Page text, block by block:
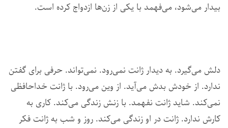
بیدار می‌شود، می‌فهمد با یکی از زن‌‌‌ها ازدواج کرده است.
دلش می‌گیرد. به دیدار ژانت نمی‌رود. نمی‌‌تواند. حرفی برای گفتن
ندارد. از خودش بدش می‌آید. از وین می‌رود. با ژانت خداحافظی
نمی‌کند. شاید ژانت نفهمد. با زنش زندگی می‌کند. کاری به
کارش ندارد. ژانت در او زندگی می‌کند. روز و شب به ژانت فکر